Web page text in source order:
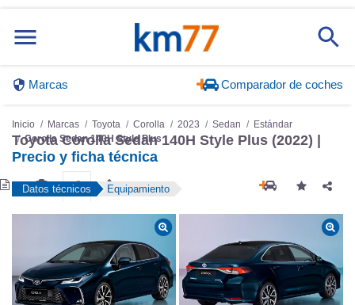
Marcas Comparador de coches
Inicio Marcas Toyota Corolla 2023 Sedan
Estándar
Corolla Sedan 140H Style Plus
Toyota Corolla Sedan 140H Style Plus (2022) |
Precio y ficha técnica
Datos técnicos Equipamiento